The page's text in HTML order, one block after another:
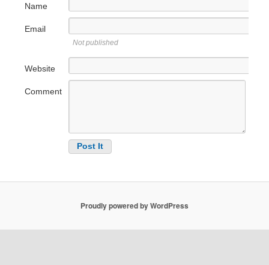
Name
Email
Not published
Website
Comment
Proudly powered by WordPress